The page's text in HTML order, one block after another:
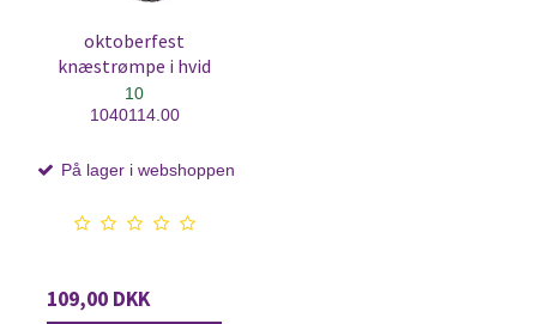
oktoberfest
knæstrømpe i hvid
10
1040114.00
På lager i webshoppen
109,00 DKK